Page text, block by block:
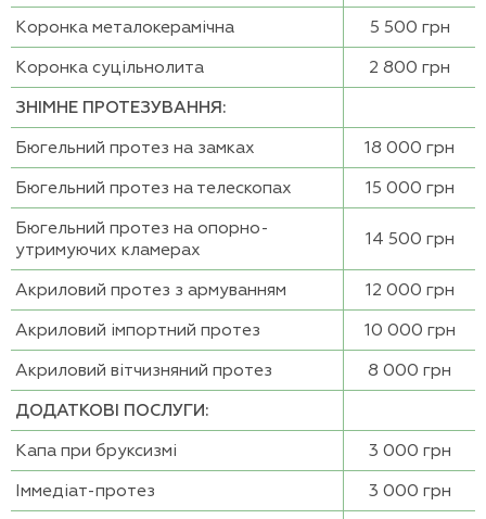
Коронка металокерамічна
5 500 грн
Коронка суцільнолита
2 800 грн
ЗНІМНЕ ПРОТЕЗУВАННЯ:
Бюгельний протез на замках
18 000 грн
Бюгельний протез на телескопах
15 000 грн
Бюгельний протез на опорно-
утримуючих кламерах
14 500 грн
Акриловий протез з армуванням
12 000 грн
Акриловий імпортний протез
10 000 грн
Акриловий вітчизняний протез
8 000 грн
ДОДАТКОВІ ПОСЛУГИ:
Капа при бруксизмі
3 000 грн
Іммедіат-протез
3 000 грн